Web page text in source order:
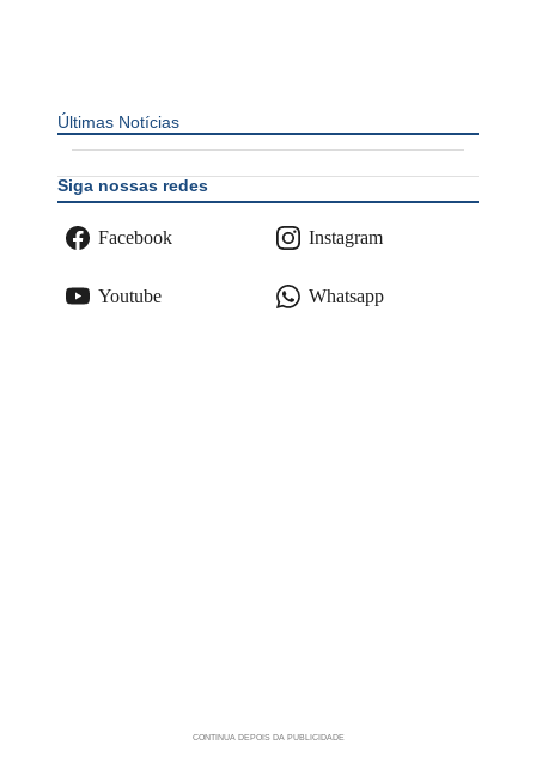
Últimas Notícias
Siga nossas redes
Facebook Instagram
Youtube Whatsapp